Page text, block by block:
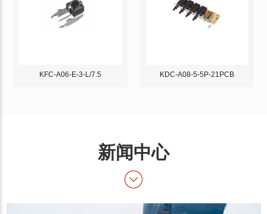
KFC-A06-E-3-L/7.5 KDC-A08-5-5P-21PCB
新闻中心